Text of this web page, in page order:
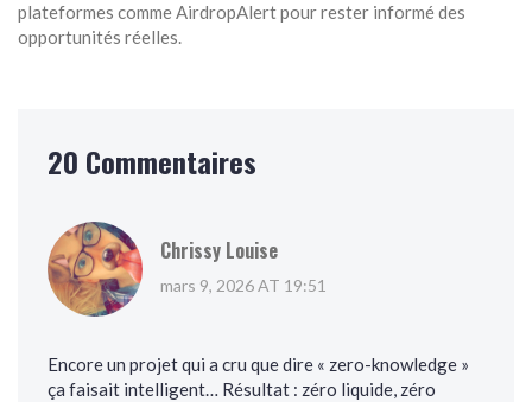
plateformes comme AirdropAlert pour rester informé des
opportunités réelles.
20 Commentaires
Chrissy Louise
mars 9, 2026 AT 19:51
Encore un projet qui a cru que dire « zero-knowledge »
ça faisait intelligent… Résultat : zéro liquide, zéro